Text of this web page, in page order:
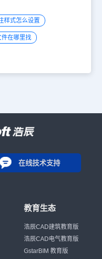
样式怎么设置
在哪里找
在线技术支持
教育生态
浩辰CAD建筑教育版
浩辰CAD电气教育版
GstarBIM 教育版